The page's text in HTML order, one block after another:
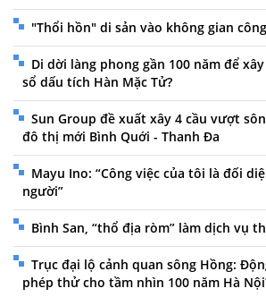
"Thổi hồn" di sản vào không gian
Di dời làng phong gần 100 năm để
sổ dấu tích Hàn Mặc Tử?
Sun Group đề xuất xây 4 cầu vượt
đô thị mới Bình Quới - Thanh Đa
Mayu Ino: “Công việc của tôi là đối
người”
Bình San, “thổ địa ròm” làm dịch vụ
Trục đại lộ cảnh quan sông Hồng:
phép thử cho tầm nhìn 100 năm Hà